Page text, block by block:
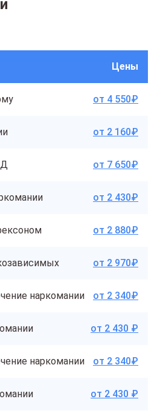
Цены
от 4 550₽
от 2 160₽
от 7 650₽
от 2 430₽
от 2 880₽
от 2 970₽
наркомании от 2 340₽
от 2 430 ₽
наркомании от 2 340₽
от 2 430 ₽